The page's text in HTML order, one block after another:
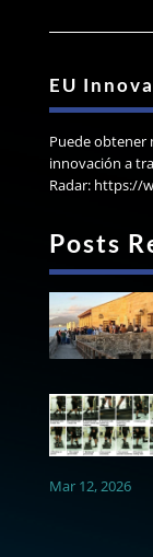
EU
Puede obtener
innovación a
Radar: https://
Posts
Mar 12, 2026